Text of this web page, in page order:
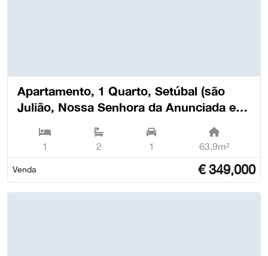
Apartamento, 1 Quarto, Setúbal (são
Julião, Nossa Senhora da Anunciada e
1 2 1 63,9m²
Venda €349,000